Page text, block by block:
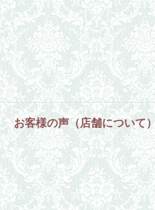
お客様の声（店舗について）